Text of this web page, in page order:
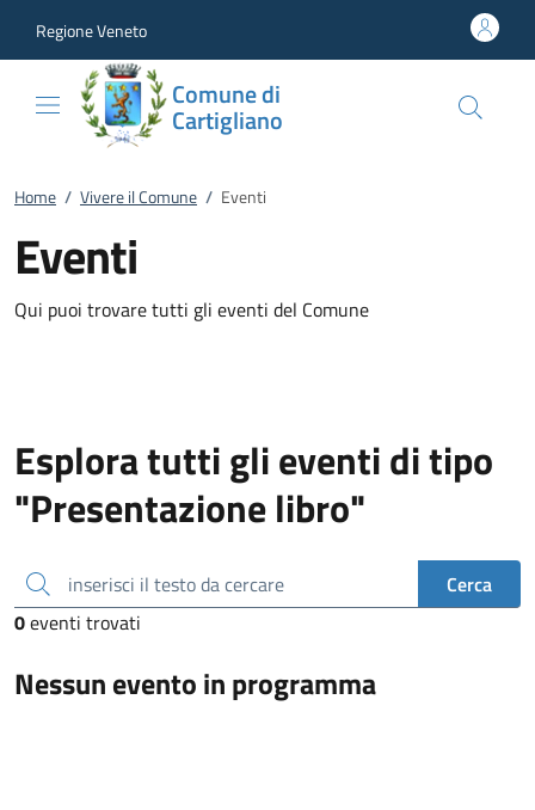
Regione Veneto
Comune di
Cartigliano
Home / Vivere il Comune / Eventi
Eventi
Qui puoi trovare tutti gli eventi del Comune
Esplora tutti gli eventi di tipo
"Presentazione libro"
inserisci il testo da cercare
Cerca
0eventi trovati
Nessun evento in programma